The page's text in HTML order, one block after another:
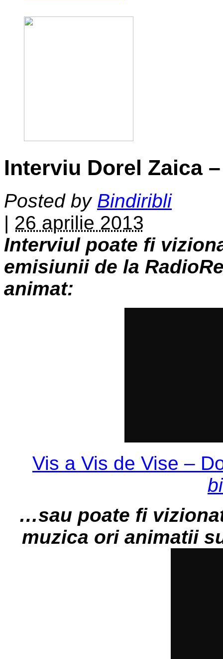
Interviu Dorel Zaica
Posted by Bindiribli
| 26 aprilie 2013
Interviul poate fi
emisiunii de la
animat:
Vis a Vis de Vise –
…sau poate fi
muzica ori animatii